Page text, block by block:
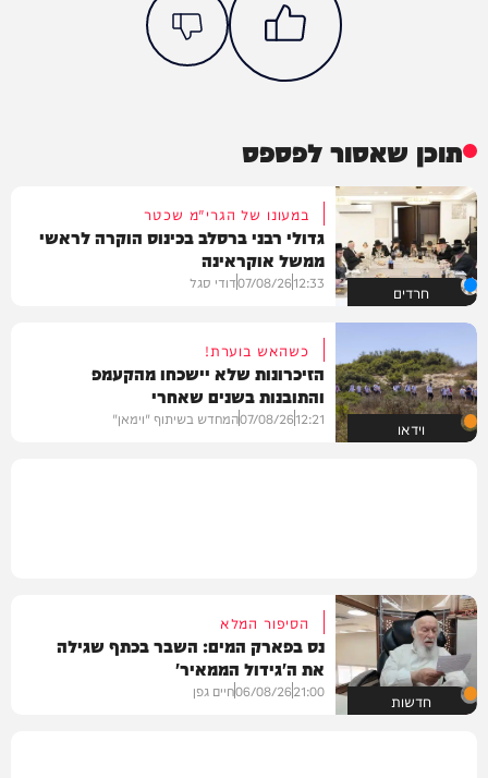
תוכן שאסור לפספס
חרדים
במעונו של הגרי"מ שכטר
גדולי רבני ברסלב בכינוס הוקרה לראשי
ממשל אוקראינה
12:33
07/08/26דודי סגל
וידאו
כשהאש בוערת!
הזיכרונות שלא יישכחו מהקעמפ
והתובנות בשנים שאחרי
12:21
07/08/26המחדש בשיתוף "וימאן"
חדשות
הסיפור המלא
נס בפארק המים: השבר בכתף שגילה
את ה'גידול הממאיר'
21:00
06/08/26חיים גפן